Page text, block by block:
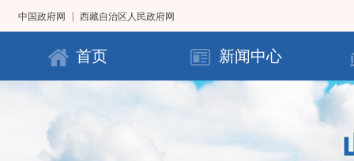
中国政府网 西藏自治区人民政府网
首页 新闻中心